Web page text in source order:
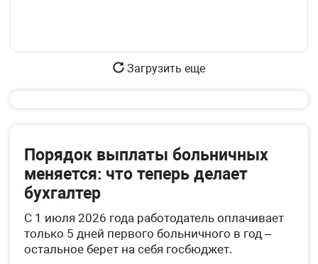
Загрузить еще
Порядок выплаты больничных
меняется: что теперь делает
бухгалтер
С 1 июля 2026 года работодатель оплачивает
только 5 дней первого больничного в год –
остальное берет на себя госбюджет.